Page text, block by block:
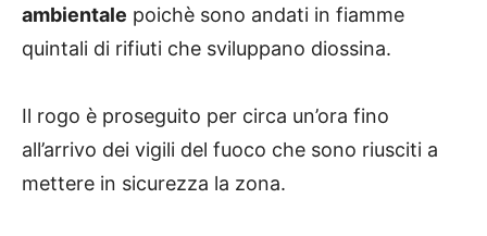
ambientale poichè sono andati in fiamme
quintali di rifiuti che sviluppano diossina.
Il rogo è proseguito per circa un’ora fino
all’arrivo dei vigili del fuoco che sono riusciti a
mettere in sicurezza la zona.